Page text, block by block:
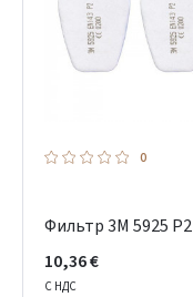
0
Фильтр 3M 5925 P2
10,36 €
С НДС